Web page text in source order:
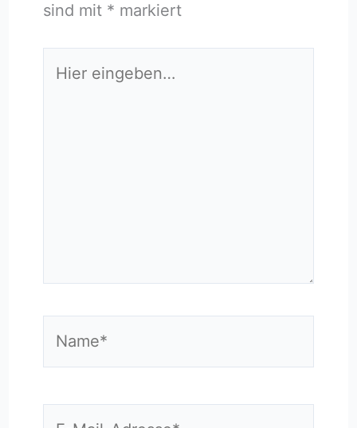
sind mit * markiert
eingeben…